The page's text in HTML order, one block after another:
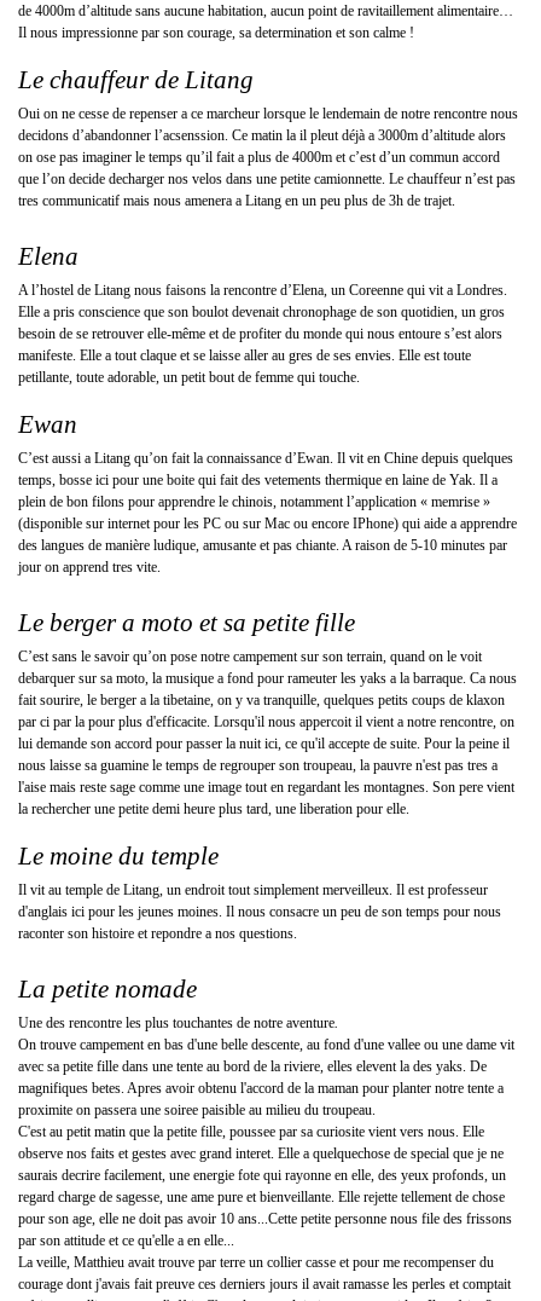
de 4000m d’altitude sans aucune habitation, aucun point de ravitaillement alimentaire…
Il nous impressionne par son courage, sa determination et son calme !
Le chauffeur de Litang
Oui on ne cesse de repenser a ce marcheur lorsque le lendemain de notre rencontre nous
decidons d’abandonner l’acsenssion. Ce matin la il pleut déjà a 3000m d’altitude alors
on ose pas imaginer le temps qu’il fait a plus de 4000m et c’est d’un commun accord
que l’on decide decharger nos velos dans une petite camionnette. Le chauffeur n’est pas
tres communicatif mais nous amenera a Litang en un peu plus de 3h de trajet.
Elena
A l’hostel de Litang nous faisons la rencontre d’Elena, un Coreenne qui vit a Londres.
Elle a pris conscience que son boulot devenait chronophage de son quotidien, un gros
besoin de se retrouver elle-même et de profiter du monde qui nous entoure s’est alors
manifeste. Elle a tout claque et se laisse aller au gres de ses envies. Elle est toute
petillante, toute adorable, un petit bout de femme qui touche.
Ewan
C’est aussi a Litang qu’on fait la connaissance d’Ewan. Il vit en Chine depuis quelques
temps, bosse ici pour une boite qui fait des vetements thermique en laine de Yak. Il a
plein de bon filons pour apprendre le chinois, notamment l’application « memrise »
(disponible sur internet pour les PC ou sur Mac ou encore IPhone) qui aide a apprendre
des langues de manière ludique, amusante et pas chiante. A raison de 5-10 minutes par
jour on apprend tres vite.
Le berger a moto et sa petite fille
C’est sans le savoir qu’on pose notre campement sur son terrain, quand on le voit
debarquer sur sa moto, la musique a fond pour rameuter les yaks a la barraque. Ca nous
fait sourire, le berger a la tibetaine, on y va tranquille, quelques petits coups de klaxon
par ci par la pour plus d'efficacite. Lorsqu'il nous appercoit il vient a notre rencontre, on
lui demande son accord pour passer la nuit ici, ce qu'il accepte de suite. Pour la peine il
nous laisse sa guamine le temps de regrouper son troupeau, la pauvre n'est pas tres a
l'aise mais reste sage comme une image tout en regardant les montagnes. Son pere vient
la rechercher une petite demi heure plus tard, une liberation pour elle.
Le moine du temple
Il vit au temple de Litang, un endroit tout simplement merveilleux. Il est professeur
d'anglais ici pour les jeunes moines. Il nous consacre un peu de son temps pour nous
raconter son histoire et repondre a nos questions.
La petite nomade
Une des rencontre les plus touchantes de notre aventure.
On trouve campement en bas d'une belle descente, au fond d'une vallee ou une dame vit
avec sa petite fille dans une tente au bord de la riviere, elles elevent la des yaks. De
magnifiques betes. Apres avoir obtenu l'accord de la maman pour planter notre tente a
proximite on passera une soiree paisible au milieu du troupeau.
C'est au petit matin que la petite fille, poussee par sa curiosite vient vers nous. Elle
observe nos faits et gestes avec grand interet. Elle a quelquechose de special que je ne
saurais decrire facilement, une energie fote qui rayonne en elle, des yeux profonds, un
regard charge de sagesse, une ame pure et bienveillante. Elle rejette tellement de chose
pour son age, elle ne doit pas avoir 10 ans...Cette petite personne nous file des frissons
par son attitude et ce qu'elle a en elle...
La veille, Matthieu avait trouve par terre un collier casse et pour me recompenser du
courage dont j'avais fait preuve ces derniers jours il avait ramasse les perles et comptait